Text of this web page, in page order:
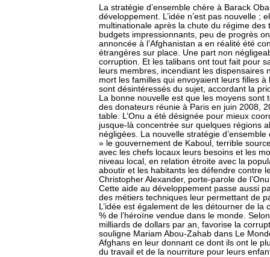
La stratégie d’ensemble chère à Barack
développement. L’idée n’est pas nouvelle
multinationale après la chute du régime
budgets impressionnants, peu de progrès
annoncée à l’Afghanistan a en réalité été
étrangères sur place. Une part non
corruption. Et les talibans ont tout fait pour
leurs membres, incendiant les dispensaires
mort les familles qui envoyaient leurs filles à
sont désintéressés du sujet, accordant la
La bonne nouvelle est que les moyens
des donateurs réunie à Paris en juin 2008,
table. L’Onu a été désignée pour mieux
jusque-là concentrée sur quelques régions
négligées. La nouvelle stratégie
» le gouvernement de Kaboul, terrible
avec les chefs locaux leurs besoins et les
niveau local, en relation étroite avec la
aboutir et les habitants les défendre contre
Christopher Alexander, porte-parole de
Cette aide au développement passe aussi
des métiers techniques leur permettant de
L’idée est également de les détourner de la
% de l’héroïne vendue dans le monde.
milliards de dollars par an, favorise la
souligne Mariam Abou-Zahab dans Le
Afghans en leur donnant ce dont ils ont le
du travail et de la nourriture pour leurs